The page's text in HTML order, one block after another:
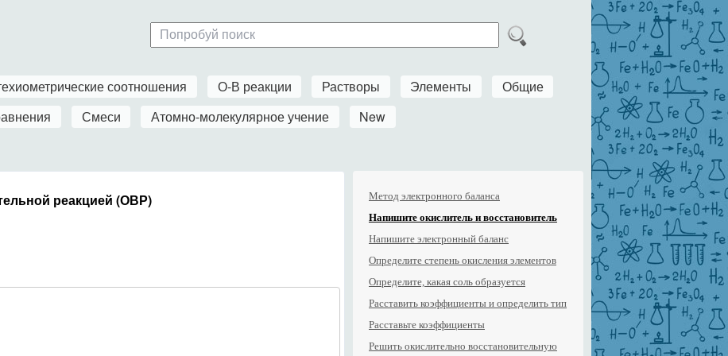
соотношения О-В реакции Растворы Элементы
Общие
Смеси Атомно-молекулярное учение New
реакцией (ОВР)
Метод электронного баланса
Напишите окислитель и восстановитель
Напишите электронный баланс
Определите степень окисления элементов
Определите, какая соль образуется
Расставить коэффициенты и определить тип
Расставьте коэффициенты
Решить окислительно восстановительную